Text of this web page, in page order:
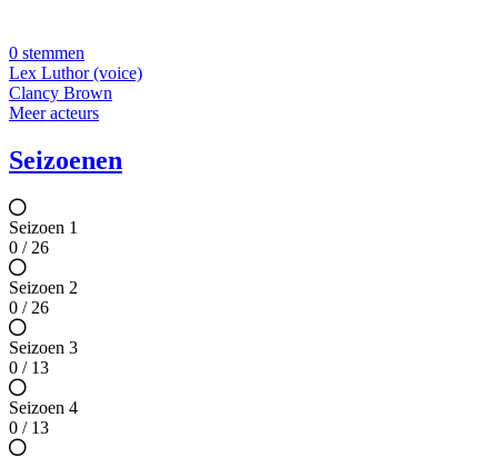
0 stemmen
Lex Luthor (voice)
Clancy Brown
Meer acteurs
Seizoenen
Seizoen 1
0 / 26
Seizoen 2
0 / 26
Seizoen 3
0 / 13
Seizoen 4
0 / 13